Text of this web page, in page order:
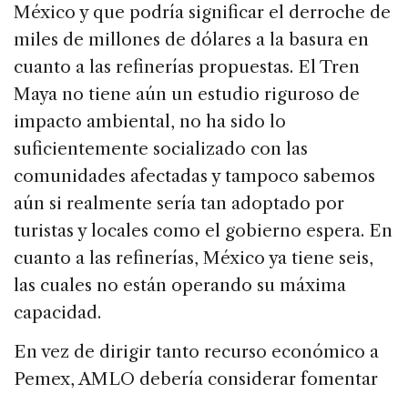
México y que podría significar el derroche de
miles de millones de dólares a la basura en
cuanto a las refinerías propuestas. El Tren
Maya no tiene aún un estudio riguroso de
impacto ambiental, no ha sido lo
suficientemente socializado con las
comunidades afectadas y tampoco sabemos
aún si realmente sería tan adoptado por
turistas y locales como el gobierno espera. En
cuanto a las refinerías, México ya tiene seis,
las cuales no están operando su máxima
capacidad.
En vez de dirigir tanto recurso económico a
Pemex, AMLO debería considerar fomentar